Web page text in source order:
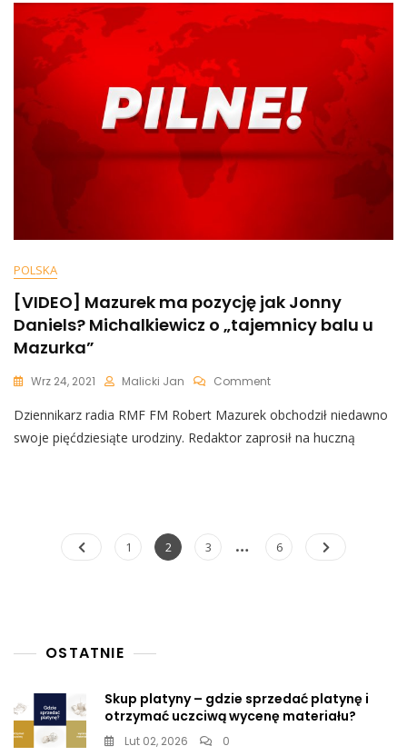
Lisie.
Rzecz
POLSKA
[VIDEO] Mazurek ma pozycję jak Jonny
Daniels? Michalkiewicz o „tajemnicy balu u
Mazurka”
Wrz 24, 2021 Malicki Jan CommentOn
Mazurek
Ma
O
„tajemnicy
Dziennikarz radia RMF FM Robert Mazurek obchodził niedawno
swoje pięćdziesiąte urodziny. Redaktor zaprosił na huczną
Nawigacja
Page
1 Page
2 Page
3 … Page
6
OSTATNIE
Skup platyny – gdzie sprzedać platynę i
otrzymać uczciwą wycenę materiału?
Lut 02, 2026 0